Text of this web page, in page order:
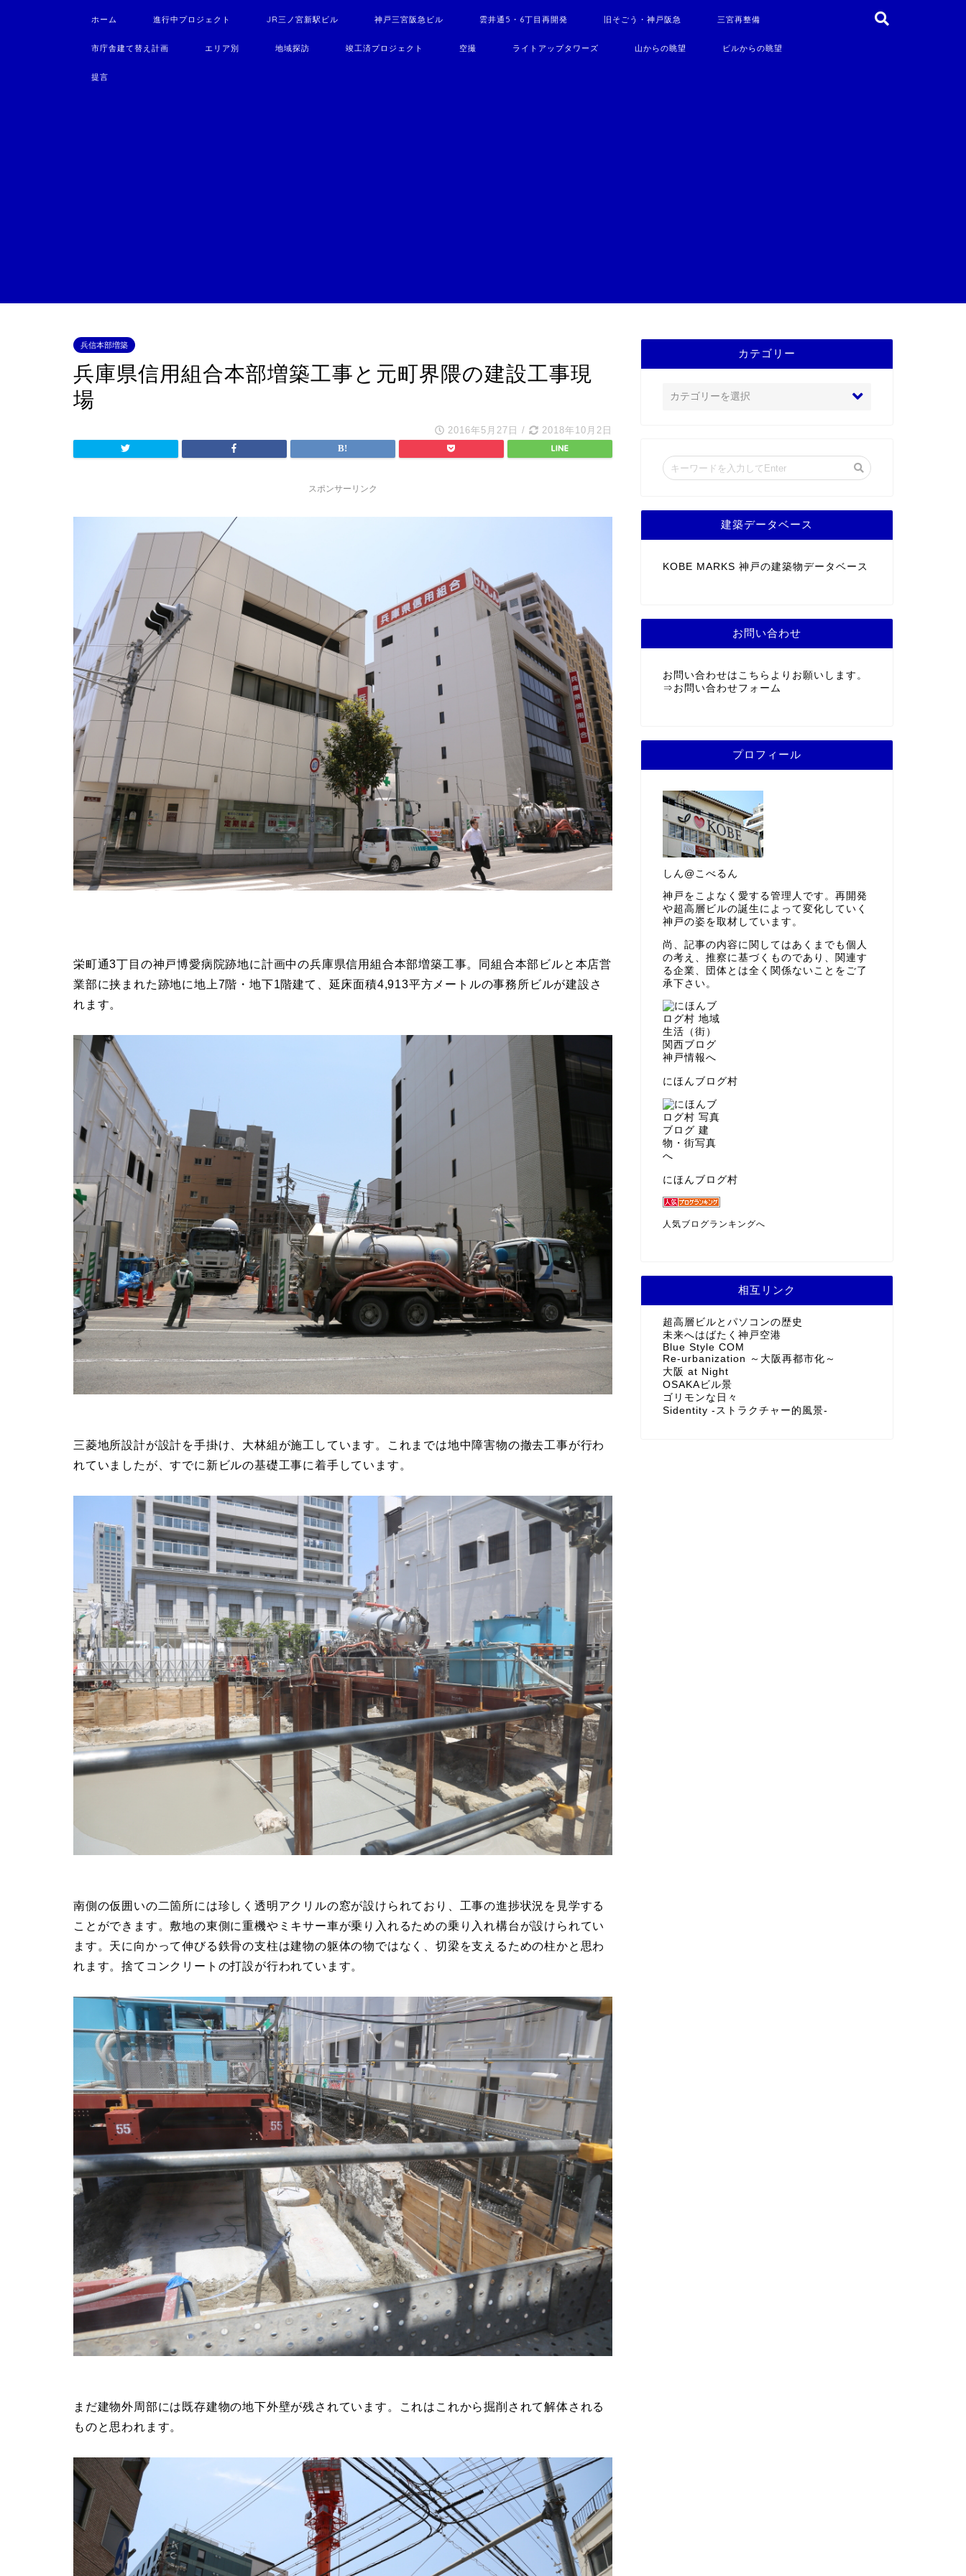
ホーム 進行中プロジェクト JR三ノ宮新駅ビル 神戸三宮阪急ビル 雲井通5・6丁目再開発 旧そごう・神戸阪急 三宮再整備
市庁舎建て替え計画 エリア別 地域探訪 竣工済プロジェクト 空撮 ライトアップタワーズ 山からの眺望 ビルからの眺望
提言
兵信本部増築
兵庫県信用組合本部増築工事と元町界隈の建設工事現
場
2016年5月27日 / 2018年10月2日
スポンサーリンク
栄町通3丁目の神戸博愛病院跡地に計画中の兵庫県信用組合本部増築工事。同組合本部ビルと本店営
業部に挟まれた跡地に地上7階・地下1階建て、延床面積4,913平方メートルの事務所ビルが建設さ
れます。
三菱地所設計が設計を手掛け、大林組が施工しています。これまでは地中障害物の撤去工事が行わ
れていましたが、すでに新ビルの基礎工事に着手しています。
南側の仮囲いの二箇所には珍しく透明アクリルの窓が設けられており、工事の進捗状況を見学する
ことができます。敷地の東側に重機やミキサー車が乗り入れるための乗り入れ構台が設けられてい
ます。天に向かって伸びる鉄骨の支柱は建物の躯体の物ではなく、切梁を支えるための柱かと思わ
れます。捨てコンクリートの打設が行われています。
まだ建物外周部には既存建物の地下外壁が残されています。これはこれから掘削されて解体される
ものと思われます。
カテゴリー
建築データベース
KOBE MARKS 神戸の建築物データベース
お問い合わせ
お問い合わせはこちらよりお願いします。
⇒ お問い合わせフォーム
プロフィール
しん@こべるん
神戸をこよなく愛する管理人です。再開発
や超高層ビルの誕生によって変化していく
神戸の姿を取材しています。
尚、記事の内容に関してはあくまでも個人
の考え、推察に基づくものであり、関連す
る企業、団体とは全く関係ないことをご了
承下さい。
にほんブログ村
にほんブログ村
人気ブログランキングへ
相互リンク
超高層ビルとパソコンの歴史
未来へはばたく神戸空港
Blue Style COM
Re-urbanization ～大阪再都市化～
大阪 at Night
OSAKAビル景
ゴリモンな日々
Sidentity -ストラクチャー的風景-